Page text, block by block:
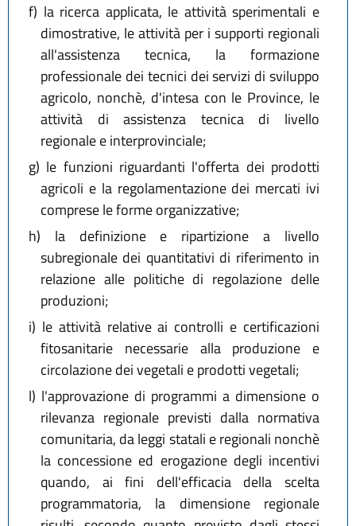
f) la ricerca applicata, le attività sperimentali e
dimostrative, le attività per i supporti regionali
all'assistenza tecnica, la formazione
professionale dei tecnici dei servizi di sviluppo
agricolo, nonchè, d'intesa con le Province, le
attività di assistenza tecnica di livello
regionale e interprovinciale;
g) le funzioni riguardanti l'offerta dei prodotti
agricoli e la regolamentazione dei mercati ivi
comprese le forme organizzative;
h) la definizione e ripartizione a livello
subregionale dei quantitativi di riferimento in
relazione alle politiche di regolazione delle
produzioni;
i) le attività relative ai controlli e certificazioni
fitosanitarie necessarie alla produzione e
circolazione dei vegetali e prodotti vegetali;
l) l'approvazione di programmi a dimensione o
rilevanza regionale previsti dalla normativa
comunitaria, da leggi statali e regionali nonchè
la concessione ed erogazione degli incentivi
quando, ai fini dell'efficacia della scelta
programmatoria, la dimensione regionale